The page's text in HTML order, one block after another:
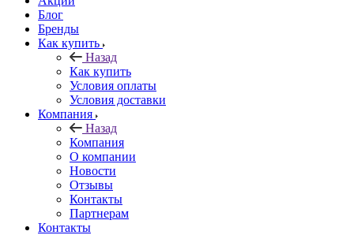
Блог
Бренды
Как купить
Назад
Как купить
Условия оплаты
Условия доставки
Компания
Назад
Компания
О компании
Новости
Отзывы
Контакты
Партнерам
Контакты